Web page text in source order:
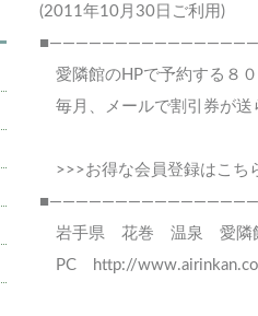
(2011年10月30日ご利用)
愛隣館のHPで予約する８
毎月、メールで割引券が送
>>>お得な会員登録はこち
岩手県 花巻 温泉 愛隣
PC
http://